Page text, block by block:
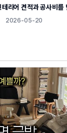
리어 견적과 공사비를
2026-05-20